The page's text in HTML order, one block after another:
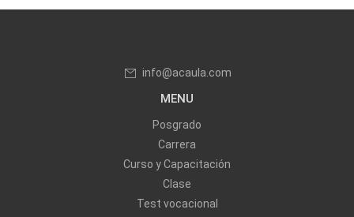
info@acaula.com
MENU
Posgrado
Carrera
Curso y Capacitación
Clase
Test vocacional